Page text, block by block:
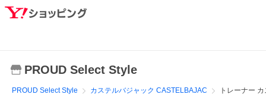
PROUD Select Style
PROUD Select Style カステルバジャック CASTELBAJAC トレーナー